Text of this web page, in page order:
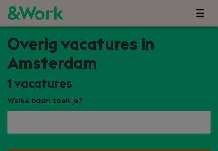
Overig vacatures in
Amsterdam
1 vacatures
Welke baan zoek je?